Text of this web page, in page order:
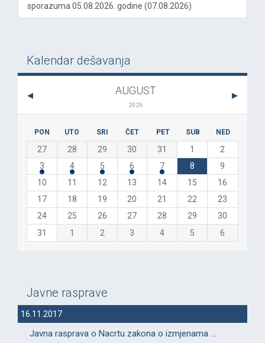
sporazuma 05.08.2026. godine (07.08.2026)
Kalendar dešavanja
AUGUST
2026
PON UTO SRI ČET PET SUB NED
27 28 29 30 31 1
2
3
4 5 6 7 8
9
10
11 12 13 14 15
16
17
18 19 20 21 22
23
24
25 26 27 28 29
30
31
1 2 3 4 5 6
Javne rasprave
16.11.2017
Javna rasprava o Nacrtu zakona o izmjenama ...